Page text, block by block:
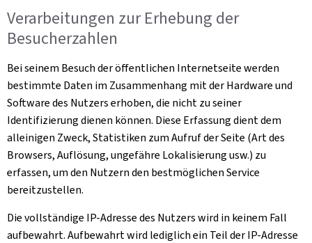
Verarbeitungen zur Erhebung der
Besucherzahlen
Bei seinem Besuch der öffentlichen Internetseite werden
bestimmte Daten im Zusammenhang mit der Hardware und
Software des Nutzers erhoben, die nicht zu seiner
Identifizierung dienen können. Diese Erfassung dient dem
alleinigen Zweck, Statistiken zum Aufruf der Seite (Art des
Browsers, Auflösung, ungefähre Lokalisierung usw.) zu
erfassen, um den Nutzern den bestmöglichen Service
bereitzustellen.
Die vollständige IP-Adresse des Nutzers wird in keinem Fall
aufbewahrt. Aufbewahrt wird lediglich ein Teil der IP-Adresse